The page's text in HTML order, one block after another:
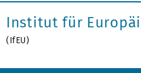
Institut für
(IfEU)